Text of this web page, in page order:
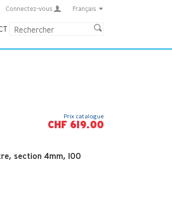
Connectez-vous Français
section 4mm, 100
Prix catalogue
CHF 619.00